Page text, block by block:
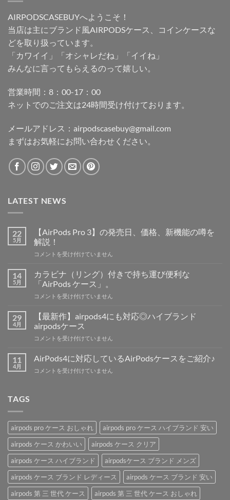
AIRPODSCASEBUYへようこそ！
当店は主にブランド風AIRPODSケース、コインケースな
どを取り扱っています。
「カワイイ」「オシャレだね」「イイね」
みんなに言ってもらえるのって嬉しい。
営業時間：8：00-17：00
ネットでのご注文は24時間受け付けております。
メールアドレス： airpodscasebuy@gmail.com
まずはお気軽にお問い合わせください。
LATEST NEWS
22
5月
【AirPods Pro 3】の発売日、価格、新機能の噂を
解説！
【AirPods
3】
の
売
格、
機
の
コメントを受け付けていません
14
5月
カラビナ（リング）付きで持ち運び便利な
「AirPods ケース」。
カ
（リ
ン
付
で
利
な
「AirPods
ケ
ー
ス」。
は
コメントを受け付けていません
29
4月
【最新作】airpods4にも対応◎ハイブランド
airpodsケース
【最
作】
に
ブ
ラ
ン
ド
airpods
ケ
ー
ス
コメントを受け付けていません
11
4月
AirPods4に対応しているAirPodsケースをご紹介♪
AirPods4
い
る
AirPods
ケ
ー
ス
を
ご
紹
コメントを受け付けていません
TAGS
airpods pro ケース おしゃれ
airpods pro ケース ハイブランド 安い
airpods ケース かわいい
airpods ケース クリア
airpods ケース ハイブランド
airpodsケース ブランド メンズ
airpods ケース ブランド レディース
airpods ケース ブランド 安い
airpods 第 三 世代 ケース
airpods 第 三 世代 ケース おしゃれ